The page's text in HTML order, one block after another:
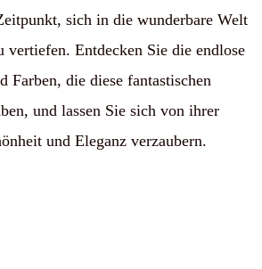
sich in die wunderbare Welt
Entdecken Sie die endlose
Farben, die diese fantastischen
und lassen Sie sich von ihrer
und Eleganz verzaubern.